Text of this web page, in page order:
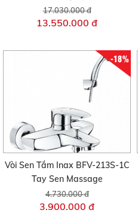
17.030.000 đ
13.550.000 đ
-18%
Vòi Sen Tắm Inax BFV-213S-1C
Tay Sen Massage
4.730.000 đ
3.900.000 đ